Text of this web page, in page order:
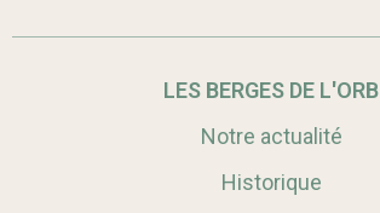
LES BERGES DE L'ORB
Notre actualité
Historique